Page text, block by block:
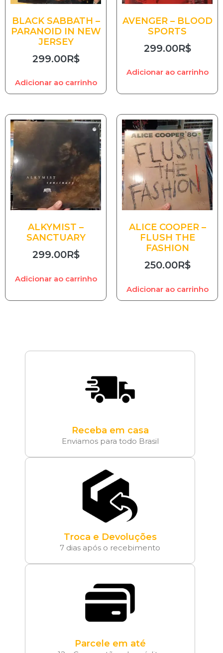
BLACK SABBATH –
PARANOID IN NEW
JERSEY
299.00R$
Adicionar ao carrinho
AVENGER – BLOOD
SPORTS
299.00R$
Adicionar ao carrinho
ALKYMIST –
SANCTUARY
299.00R$
Adicionar ao carrinho
ALICE COOPER –
FLUSH THE
FASHION
250.00R$
Adicionar ao carrinho
Receba em casa
Enviamos para todo Brasil
Troca e Devoluções
7 dias após o recebimento
Parcele em até